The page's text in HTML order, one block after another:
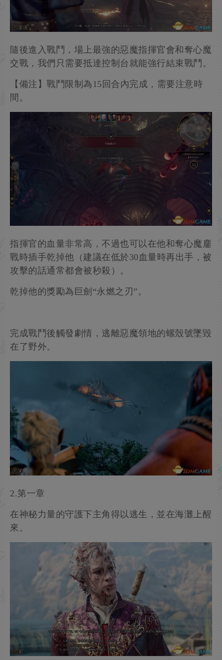
景。
隨後進入戰鬥，場上最強的惡魔指揮官會和奪心魔
交戰，我們只需要抵達控制台就能強行結束戰鬥。
【備注】戰鬥限制為15回合內完成，需要注意時
間。
指揮官的血量非常高，不過也可以在他和奪心魔鏖
戰時插手乾掉他（建議在低於30血量時再出手，被
攻擊的話通常都會被秒殺）。
乾掉他的獎勵為巨劍“永燃之刃”。
完成戰鬥後觸發劇情，逃離惡魔領地的螺殼號墜毀
在了野外。
在神秘力量的守護下主角得以逃生，並在海灘上醒
來。